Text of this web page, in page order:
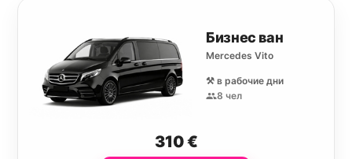
Бизнес ван
Mercedes Vito
⚒️ в рабочие дни
8 чел
310€